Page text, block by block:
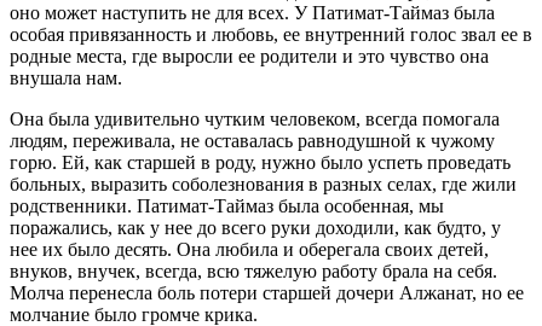
оно может наступить не для всех. У Патимат-Таймаз была
особая привязанность и любовь, ее внутренний голос звал ее в
родные места, где выросли ее родители и это чувство она
внушала нам.
Она была удивительно чутким человеком, всегда помогала
людям, переживала, не оставалась равнодушной к чужому
горю. Ей, как старшей в роду, нужно было успеть проведать
больных, выразить соболезнования в разных селах, где жили
родственники. Патимат-Таймаз была особенная, мы
поражались, как у нее до всего руки доходили, как будто, у
нее их было десять. Она любила и оберегала своих детей,
внуков, внучек, всегда, всю тяжелую работу брала на себя.
Молча перенесла боль потери старшей дочери Алжанат, но ее
молчание было громче крика.